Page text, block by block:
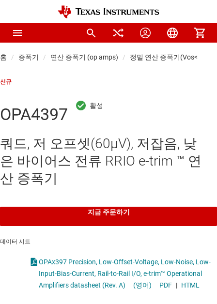
홈 증폭기 연산 증폭기 (op amps) 정밀 연산 증폭기(Vos<1mV)
신규
OPA4397
쿼드, 저 오프셋(60µV), 저잡음, 낮
은 바이어스 전류 RRIO e-trim ™ 연
산 증폭기
지금 주문하기
데이터 시트
OPAx397 Precision, Low-Offset-Voltage, Low-Noise, Low-
Input-Bias-Current, Rail-to-Rail I/O, e-trim™ Operational
Amplifiers datasheet (Rev. A)
(영어) PDF | HTML